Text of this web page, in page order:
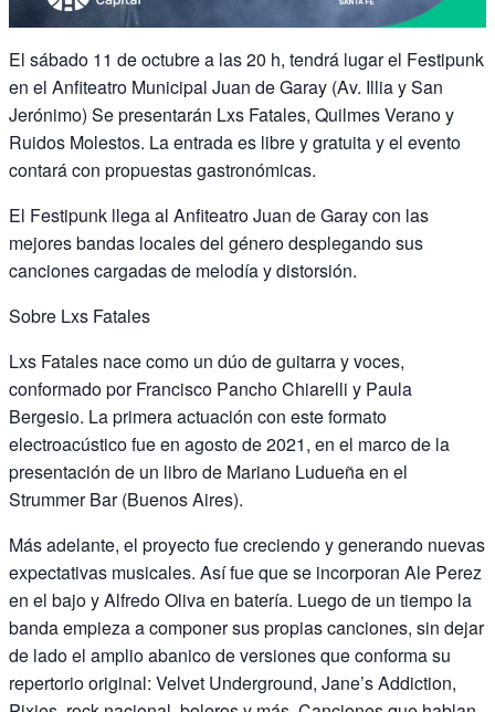
El sábado 11 de octubre a las 20 h, tendrá lugar el Festipunk
en el Anfiteatro Municipal Juan de Garay (Av. Illia y San
Jerónimo) Se presentarán Lxs Fatales, Quilmes Verano y
Ruidos Molestos. La entrada es libre y gratuita y el evento
contará con propuestas gastronómicas.
El Festipunk llega al Anfiteatro Juan de Garay con las
mejores bandas locales del género desplegando sus
canciones cargadas de melodía y distorsión.
Sobre Lxs Fatales
Lxs Fatales nace como un dúo de guitarra y voces,
conformado por Francisco Pancho Chiarelli y Paula
Bergesio. La primera actuación con este formato
electroacústico fue en agosto de 2021, en el marco de la
presentación de un libro de Mariano Ludueña en el
Strummer Bar (Buenos Aires).
Más adelante, el proyecto fue creciendo y generando nuevas
expectativas musicales. Así fue que se incorporan Ale Perez
en el bajo y Alfredo Oliva en batería. Luego de un tiempo la
banda empieza a componer sus propias canciones, sin dejar
de lado el amplio abanico de versiones que conforma su
repertorio original: Velvet Underground, Jane’s Addiction,